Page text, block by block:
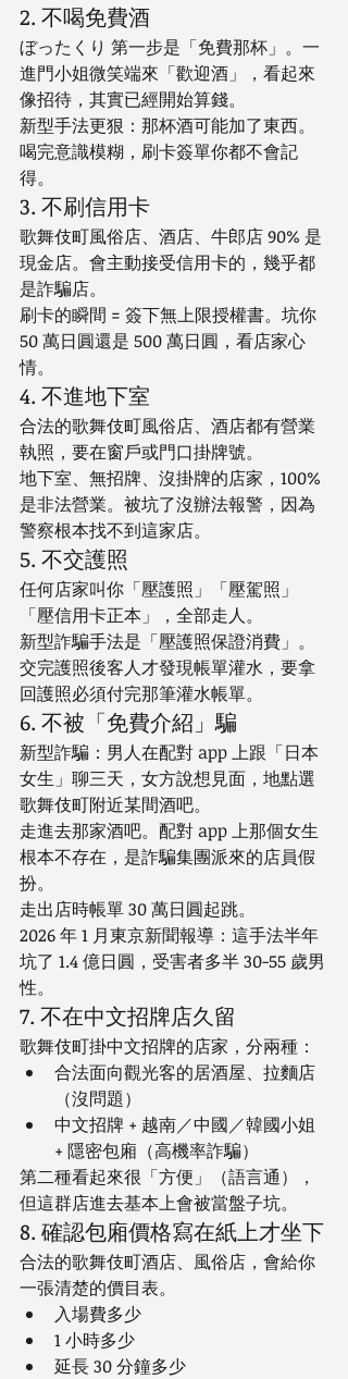
2. 不喝免費酒
ぼったくり 第一步是「免費那杯」。一
進門小姐微笑端來「歡迎酒」，看起來
像招待，其實已經開始算錢。
新型手法更狠：那杯酒可能加了東西。
喝完意識模糊，刷卡簽單你都不會記
得。
3. 不刷信用卡
歌舞伎町風俗店、酒店、牛郎店 90% 是
現金店。會主動接受信用卡的，幾乎都
是詐騙店。
刷卡的瞬間 = 簽下無上限授權書。坑你
50 萬日圓還是 500 萬日圓，看店家心
情。
4. 不進地下室
合法的歌舞伎町風俗店、酒店都有營業
執照，要在窗戶或門口掛牌號。
地下室、無招牌、沒掛牌的店家，100%
是非法營業。被坑了沒辦法報警，因為
警察根本找不到這家店。
5. 不交護照
任何店家叫你「壓護照」「壓駕照」
「壓信用卡正本」，全部走人。
新型詐騙手法是「壓護照保證消費」。
交完護照後客人才發現帳單灌水，要拿
回護照必須付完那筆灌水帳單。
6. 不被「免費介紹」騙
新型詐騙：男人在配對 app 上跟「日本
女生」聊三天，女方說想見面，地點選
歌舞伎町附近某間酒吧。
走進去那家酒吧。配對 app 上那個女生
根本不存在，是詐騙集團派來的店員假
扮。
走出店時帳單 30 萬日圓起跳。
2026 年 1 月東京新聞報導：這手法半年
坑了 1.4 億日圓，受害者多半 30-55 歲男
性。
7. 不在中文招牌店久留
歌舞伎町掛中文招牌的店家，分兩種：
合法面向觀光客的居酒屋、拉麵店
（沒問題）
中文招牌 + 越南／中國／韓國小姐
+ 隱密包廂（高機率詐騙）
第二種看起來很「方便」（語言通），
但這群店進去基本上會被當盤子坑。
8. 確認包廂價格寫在紙上才坐下
合法的歌舞伎町酒店、風俗店，會給你
一張清楚的價目表。
入場費多少
1 小時多少
延長 30 分鐘多少